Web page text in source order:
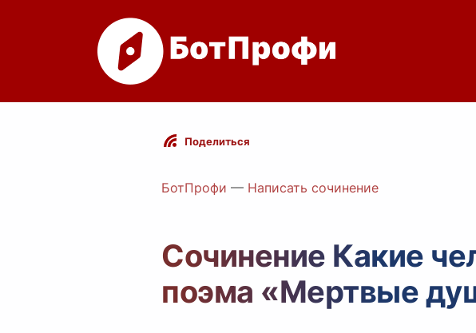
Поделиться
БотПрофи — Написать сочинение
Сочинение Какие
поэма «Мертвые